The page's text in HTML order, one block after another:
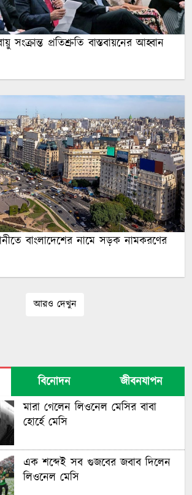
সংক্রান্ত প্রতিশ্রুতি বাস্তবায়নের আহ্বান
বাংলাদেশের নামে সড়ক নামকরণের
আরও দেখুন
বিনোদন
জীবনযাপন
মারা গেলেন লিওনেল মেসির বাবা
হোর্হে মেসি
এক শব্দেই সব গুজবের জবাব দিলেন
লিওনেল মেসি